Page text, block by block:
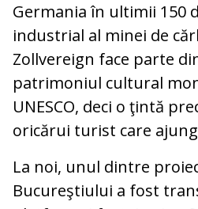
Germania în ultimii 150
industrial al minei de
Zollvereign face parte
patrimoniul cultural
UNESCO, deci o ţintă
oricărui turist care
La noi, unul dintre
Bucureştiului a fost